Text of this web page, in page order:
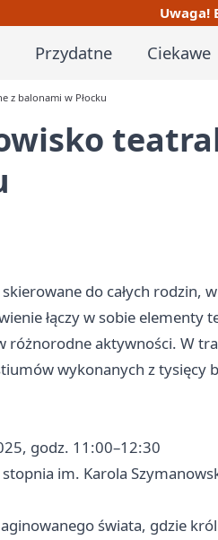
Uwaga!
Przydatne Ciekawe
z balonami w Płocku
do całych rodzin,
łączy w sobie elementy
różnorodne aktywności. W
wykonanych z tysięcy
godz. 11:00–12:30
im. Karola
świata, gdzie